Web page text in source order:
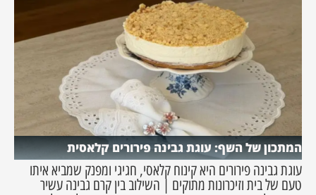
המתכון של השף: עוגת גבינה פירורים קלאסית
עוגת גבינה פירורים היא קינוח קלאסי, חגיגי ומפנק שמביא איתו
טעם של בית וזיכרונות מתוקים | השילוב בין קרם גבינה עשיר